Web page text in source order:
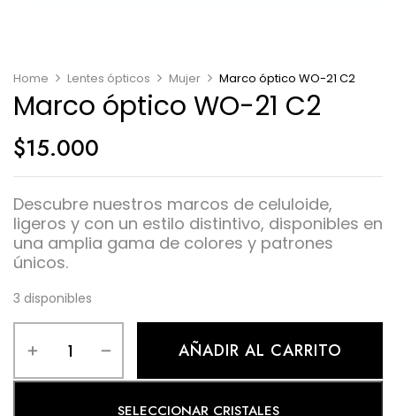
Home Lentes ópticos Mujer Marco óptico WO-21 C2
Marco óptico WO-21 C2
$15.000
Descubre nuestros marcos de celuloide,
ligeros y con un estilo distintivo, disponibles en
una amplia gama de colores y patrones
únicos.
3 disponibles
AÑADIR AL CARRITO
SELECCIONAR CRISTALES